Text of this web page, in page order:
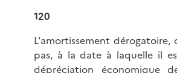
120
L'amortissement dérogatoire,
pas, à la date à laquelle il
dépréciation économique